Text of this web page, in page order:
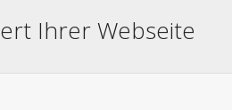
Ihrer Webseite